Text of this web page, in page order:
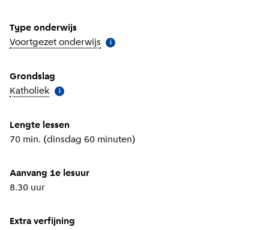
Type onderwijs
Voortgezet onderwijs Meer informatie
i
Grondslag
Katholiek Meer informatie
i
Lengte lessen
70 min. (dinsdag 60 minuten)
Aanvang 1e lesuur
8.30 uur
Extra verfijning